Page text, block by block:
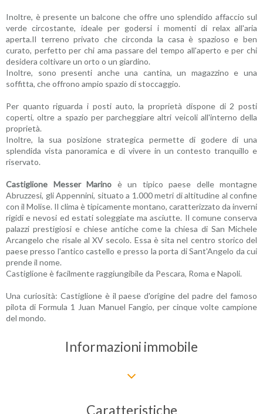
Inoltre, è presente un balcone che offre uno splendido affaccio sul
verde circostante, ideale per godersi i momenti di relax all'aria
aperta.Il terreno privato che circonda la casa è spazioso e ben
curato, perfetto per chi ama passare del tempo all'aperto e per chi
desidera coltivare un orto o un giardino.
Inoltre, sono presenti anche una cantina, un magazzino e una
soffitta, che offrono ampio spazio di stoccaggio.
Per quanto riguarda i posti auto, la proprietà dispone di 2 posti
coperti, oltre a spazio per parcheggiare altri veicoli all'interno della
proprietà.
Inoltre, la sua posizione strategica permette di godere di una
splendida vista panoramica e di vivere in un contesto tranquillo e
riservato.
Castiglione Messer Marino è un tipico paese delle montagne
Abruzzesi, gli Appennini, situato a 1.000 metri di altitudine al confine
con il Molise. Il clima è tipicamente montano, caratterizzato da inverni
rigidi e nevosi ed estati soleggiate ma asciutte. Il comune conserva
palazzi prestigiosi e chiese antiche come la chiesa di San Michele
Arcangelo che risale al XV secolo. Essa è sita nel centro storico del
paese presso l'antico castello e presso la porta di Sant'Angelo da cui
prende il nome.
Castiglione è facilmente raggiungibile da Pescara, Roma e Napoli.
Una curiosità: Castiglione è il paese d'origine del padre del famoso
pilota di Formula 1 Juan Manuel Fangio, per cinque volte campione
del mondo.
Informazioni immobile
Caratteristiche